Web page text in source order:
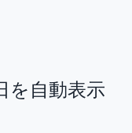
を自動表示